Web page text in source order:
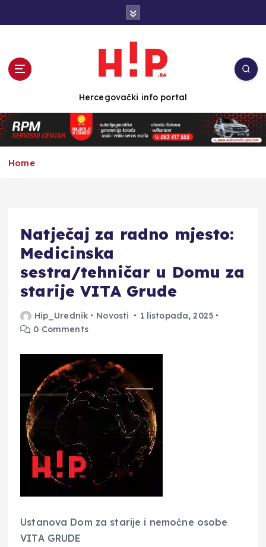
n
t
e
Hercegovački info portal
Home
Natječaj za radno mjesto:
Medicinska
sestra/tehničar u Domu za
starije VITA Grude
Hip_Urednik Novosti
1 listopada, 2025
0 Comments
Ustanova Dom za starije i nemoćne osobe
VITA GRUDE